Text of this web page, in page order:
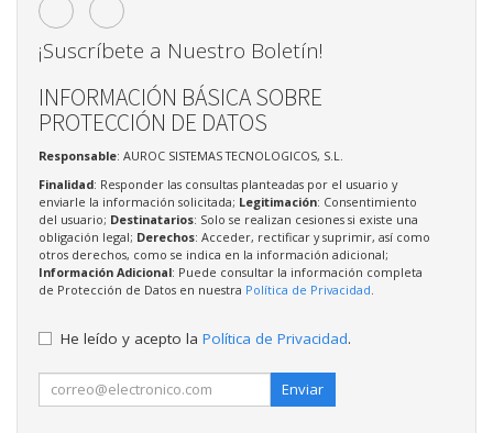
¡Suscríbete a Nuestro Boletín!
INFORMACIÓN BÁSICA SOBRE
PROTECCIÓN DE DATOS
Responsable: AUROC SISTEMAS TECNOLOGICOS, S.L.
Finalidad: Responder las consultas planteadas por el usuario y
enviarle la información solicitada; Legitimación: Consentimiento
del usuario; Destinatarios: Solo se realizan cesiones si existe una
obligación legal; Derechos: Acceder, rectificar y suprimir, así como
otros derechos, como se indica en la información adicional;
Información Adicional: Puede consultar la información completa
de Protección de Datos en nuestra Política de Privacidad.
He leído y acepto la Política de Privacidad.
Enviar